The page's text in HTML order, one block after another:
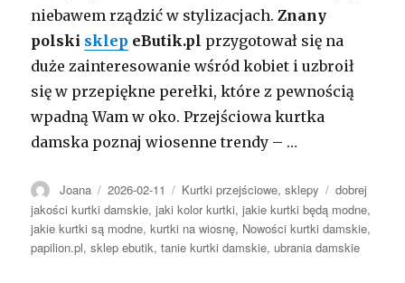
niebawem rządzić w stylizacjach.Znany
polski sklep eButik.pl przygotował się na
duże zainteresowanie wśród kobiet i uzbroił
się w przepiękne perełki, które z pewnością
wpadną Wam w oko. Przejściowa kurtka
damska poznaj wiosenne trendy – …
Autor
Joana Opublikowano
2026-02-11 Kategorie
Kurtki przejściowe,sklepy Tagi
dobrej
jakości kurtki damskie,jaki kolor kurtki,jakie kurtki będą modne,
jakie kurtki są modne,kurtki na wiosnę, Nowości kurtki damskie,
papilion.pl,sklep ebutik,tanie kurtki damskie, ubrania damskie